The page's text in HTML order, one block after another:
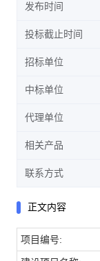
发布时间
投标截止时间
招标单位
中标单位
代理单位
相关产品
联系方式
正文内容
项目编号: